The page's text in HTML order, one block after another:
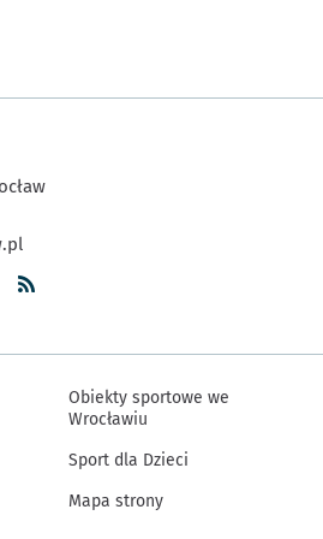
Obiekty sportowe we
Wrocławiu
Sport dla Dzieci
Mapa strony